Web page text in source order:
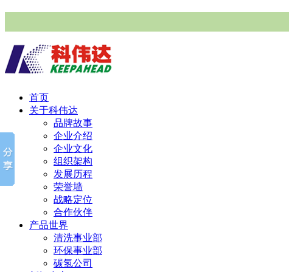
首页
关于科伟达
品牌故事
企业介绍
企业文化
组织架构
发展历程
荣誉墙
战略定位
合作伙伴
产品世界
清洗事业部
环保事业部
碳氢公司